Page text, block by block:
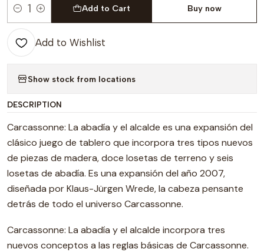
Quantity
Add to Cart Buy now
Add to Wishlist
Show stock from locations
DESCRIPTION
Carcassonne: La abadía y el alcalde es una expansión del
clásico juego de tablero que incorpora tres tipos nuevos
de piezas de madera, doce losetas de terreno y seis
losetas de abadía. Es una expansión del año 2007,
diseñada por Klaus-Jürgen Wrede, la cabeza pensante
detrás de todo el universo Carcassonne.
Carcassonne: La abadía y el alcalde incorpora tres
nuevos conceptos a las reglas básicas de Carcassonne.